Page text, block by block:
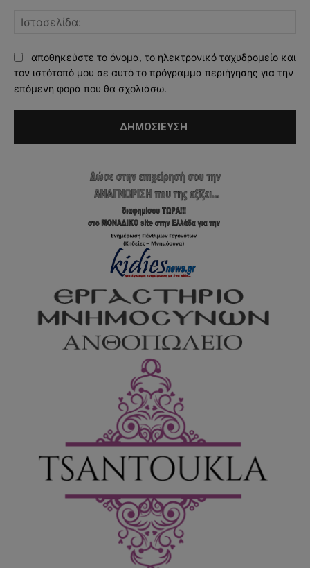
αποθηκεύστε το όνομα, το ηλεκτρονικό ταχυδρομείο και
τον ιστότοπό μου σε αυτό το πρόγραμμα περιήγησης για την
επόμενη φορά που θα σχολιάσω.